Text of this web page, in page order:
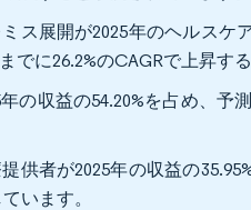
ス展開が2025年のヘルスケ
でに26.2%のCAGRで上昇す
の収益の54.20%を占め、予
供者が2025年の収益の
います。